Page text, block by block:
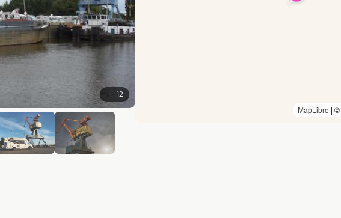
12
MapLibre | ©